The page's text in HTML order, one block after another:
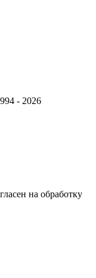
- 2026
на обработку